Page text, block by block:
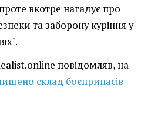
вкотре нагадує про
та заборону куріння у
повідомляв, на
склад боєприпасів